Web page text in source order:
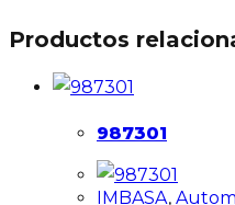
Productos
987301
IMBASA,